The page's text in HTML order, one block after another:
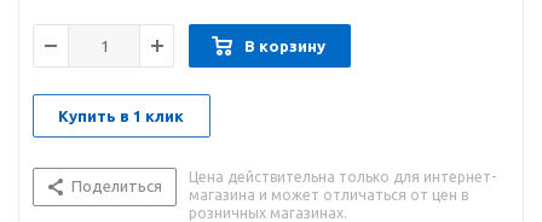
В корзину
Купить в 1 клик
Поделиться
Цена действительна только для интернет-
магазина и может отличаться от цен в
розничных магазинах.